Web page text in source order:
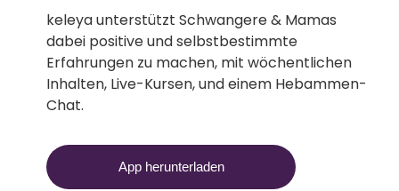
keleya unterstützt Schwangere & Mamas
dabei positive und selbstbestimmte
Erfahrungen zu machen, mit wöchentlichen
Inhalten, Live-Kursen, und einem Hebammen-
Chat.
App herunterladen